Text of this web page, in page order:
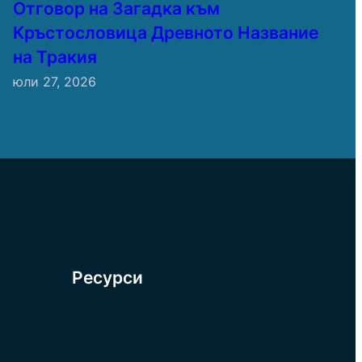
Отговор на Загадка към
Кръстословица Древното Название
на Тракия
юли 27, 2026
Ресурси